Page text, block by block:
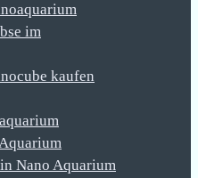
im
kaufen
Nano Aquarium